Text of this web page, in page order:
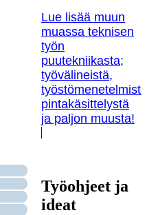
Lue lisää muun
muassa teknisen
työn
puutekniikasta;
työvälineistä,
pintakäsittelystä
ja paljon muusta!
Työohjeet ja
ideat